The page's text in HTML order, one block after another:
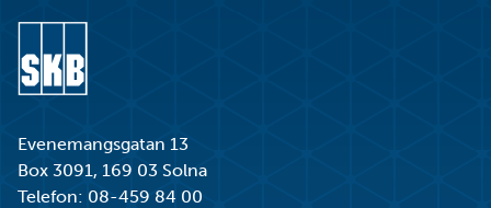
Evenemangsgatan 13
Box 3091, 169 03 Solna
Telefon: 08-459 84 00